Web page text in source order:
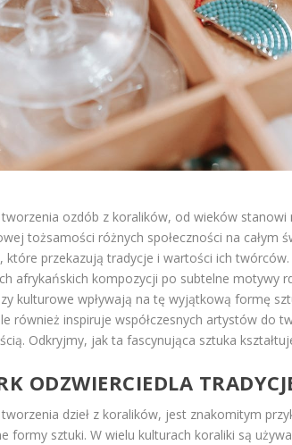
ozdób z koralików, od wieków
tożsamości różnych społeczności na całym
które przekazują tradycje i wartości ich
afrykańskich kompozycji po subtelne motywy
kulturowe wpływają na tę wyjątkową formę
również inspiruje współczesnych artystów do
Odkryjmy, jak ta fascynująca sztuka
ODZWIERCIEDLA
dzieł z koralików, jest znakomitym
formy sztuki. W wielu kulturach koraliki są